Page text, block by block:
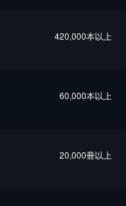
420,000本以上
60,000本以上
20,000冊以上